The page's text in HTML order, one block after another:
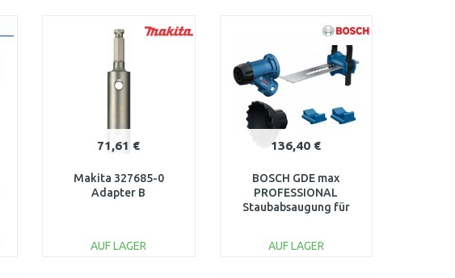
71,61 €
Makita 327685-0
Adapter B
AUF LAGER
136,40 €
BOSCH GDE max
PROFESSIONAL
Staubabsaugung für
AUF LAGER